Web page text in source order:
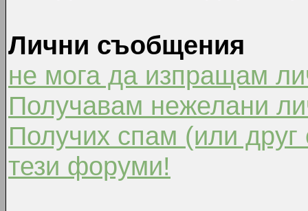
Лични съобщения
не мога да изпращам
Получавам нежелани
Получих спам (или
тези форуми!